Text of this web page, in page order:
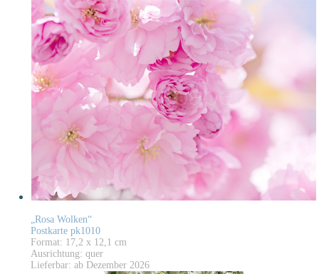
„Rosa Wolken“
Postkarte pk1010
Format: 17,2 x 12,1 cm
Ausrichtung: quer
Lieferbar: ab Dezember 2026